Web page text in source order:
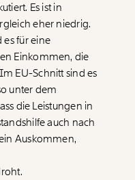
Es ist in
eher niedrig.
es für eine
Einkommen, die
EU-Schnitt sind es
unter dem
die Leistungen in
auch nach
Auskommen,